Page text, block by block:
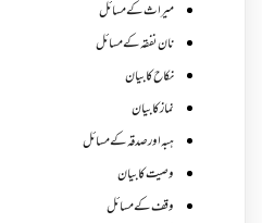
میراث کے مسائل
نان نفقہ کے مسائل
نکاح کا بیان
نماز کا بیان
ہبہ اور صدقہ کے مسائل
وصیت کا بیان
وقف کے مسائل